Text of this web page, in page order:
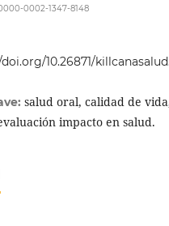
0002-1347-8148
10.26871/
salud oral, calidad de
impacto en salud.